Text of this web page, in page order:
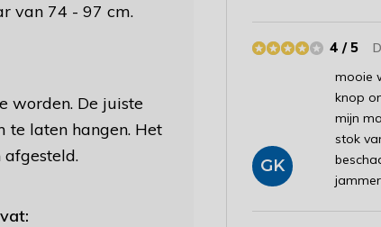
van 74 - 97 cm.
worden. De juiste
laten hangen. Het
GK
4 / 5
mooie
knop
mijn
stok